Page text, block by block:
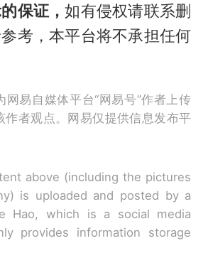
保证，如有侵权请联系删
考，本平台将不承担任何
网易自媒体平台“网易号”作者上传
作者观点。网易仅提供信息发布平
above (including the pictures
is uploaded and posted by a
Hao, which is a social media
provides information storage